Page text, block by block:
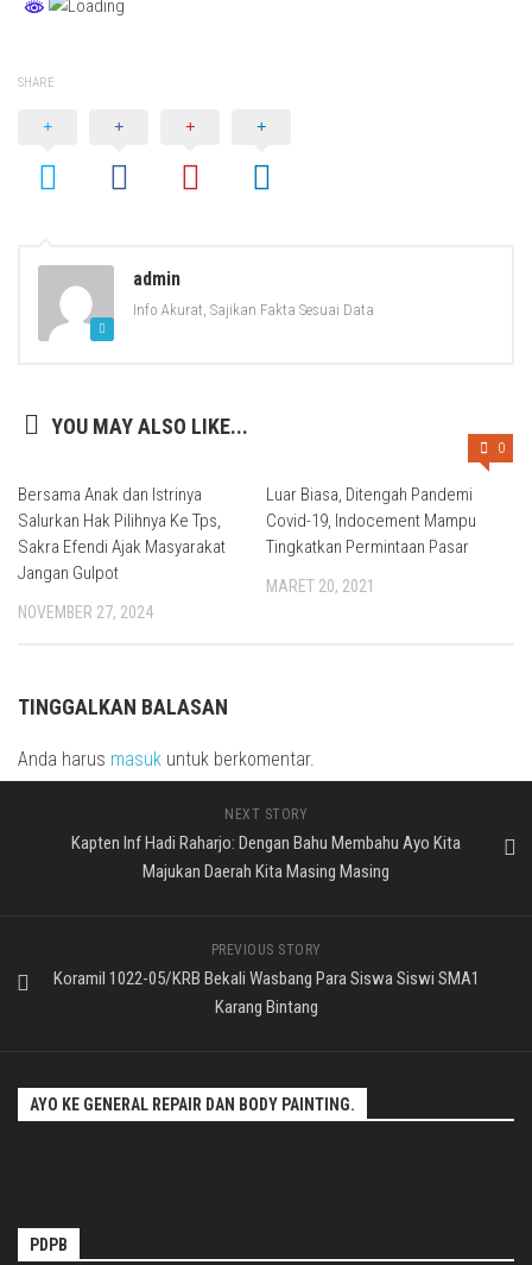
SHARE
admin
Info Akurat, Sajikan Fakta Sesuai Data
YOU MAY ALSO LIKE...
Bersama Anak dan Istrinya
Salurkan Hak Pilihnya Ke Tps,
Sakra Efendi Ajak Masyarakat
Jangan Gulpot
NOVEMBER 27, 2024
0
Luar Biasa, Ditengah Pandemi
Covid-19, Indocement Mampu
Tingkatkan Permintaan Pasar
MARET 20, 2021
TINGGALKAN BALASAN
Anda harus masuk untuk berkomentar.
NEXT STORY
Kapten Inf Hadi Raharjo: Dengan Bahu Membahu Ayo Kita
Majukan Daerah Kita Masing Masing
PREVIOUS STORY
Koramil 1022-05/KRB Bekali Wasbang Para Siswa Siswi SMA1
Karang Bintang
AYO KE GENERAL REPAIR DAN BODY PAINTING.
PDPB